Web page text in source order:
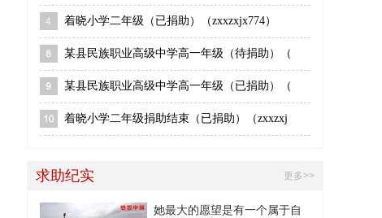
着晓小学二年级（已捐助）（zxxzxjx774）
某县民族职业高级中学高一年级（待捐助）（
某县民族职业高级中学高一年级（已捐助）（
着晓小学二年级捐助结束（已捐助）（zxxzxj
更多>>
求助纪实
她最大的愿望是有一个属于自